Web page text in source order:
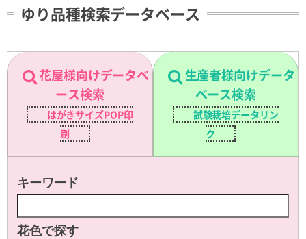
ゆり品種検索データベース
花屋様向けデータベ
ース検索
はがきサイズPOP印
刷
生産者様向けデータ
ベース検索
試験栽培データリン
ク
キーワード
花色で探す